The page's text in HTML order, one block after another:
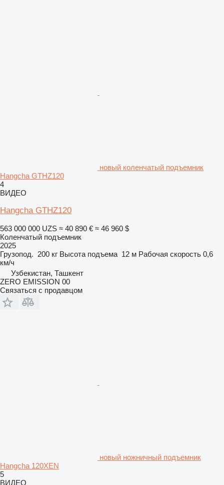
новый коленчатый подъемник
Hangcha GTHZ120
4
ВИДЕО
Hangcha GTHZ120
563 000 000 UZS ≈ 40 890 € ≈ 46 960 $
Коленчатый подъемник
2025
Грузопод. 200 кг Высота подъема 12 м Рабочая скорость 0,6
км/ч
Узбекистан, Ташкент
ZERO EMISSION 00
Связаться с продавцом
новый ножничный подъемник
Hangcha 120XEN
5
ВИДЕО